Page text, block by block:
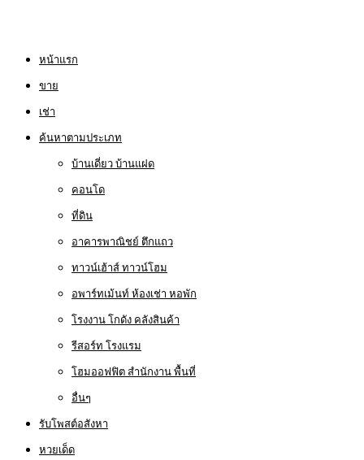
หน้าแรก
ขาย
เช่า
ค้นหาตามประเภท
บ้านเดี่ยว บ้านแฝด
คอนโด
ที่ดิน
อาคารพาณิชย์ ตึกแถว
ทาวน์เฮ้าส์ ทาวน์โฮม
อพาร์ทเม้นท์ ห้องเช่า หอพัก
โรงงาน โกดัง คลังสินค้า
รีสอร์ท โรงแรม
โฮมออฟฟิต สำนักงาน พื้นที่
อื่นๆ
รับโพสต์อสังหา
หวยเด็ด